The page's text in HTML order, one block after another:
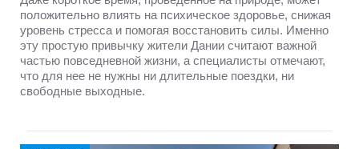
положительно влиять на психическое здоровье, снижая
уровень стресса и помогая восстановить силы. Именно
эту простую привычку жители Дании считают важной
частью повседневной жизни, а специалисты отмечают,
что для нее не нужны ни длительные поездки, ни
свободные выходные.